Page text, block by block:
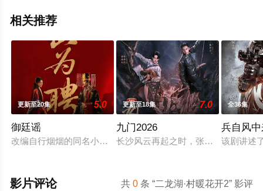
相关推荐
更新至20集 5.0
御廷谣
改编自行烟烟的同名小说。孟廷辉，大平王朝有史以来个以女子
更新至18集 7.0
九门2026
长沙风云再起之时，张启山（陈伟霆
全36集
兵自风
该剧讲述
共0 条 “二龙湖·村暖花开2” 影评
影片评论